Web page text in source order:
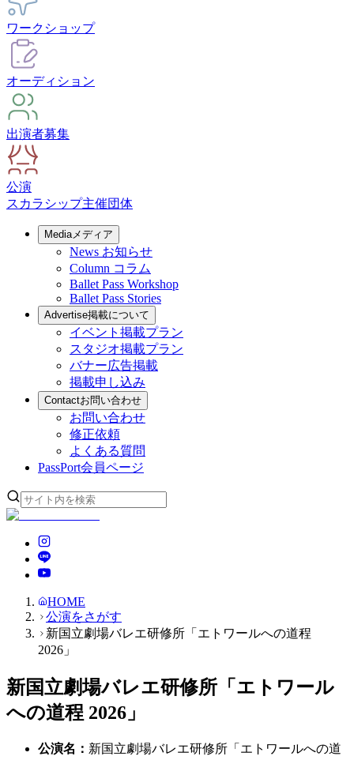
ワークショップ
オーディション
出演者募集
公演
スカラシップ主催団体
Mediaメディア
News お知らせ
Column コラム
Ballet Pass Workshop
Ballet Pass Stories
Advertise掲載について
イベント掲載プラン
スタジオ掲載プラン
バナー広告掲載
掲載申し込み
Contactお問い合わせ
お問い合わせ
修正依頼
よくある質問
PassPort会員ページ
HOME
公演をさがす
新国立劇場バレエ研修所「エトワールへの道程
2026」
新国立劇場バレエ研修所「エトワール
への道程 2026」
公演名 ： 新国立劇場バレエ研修所「エトワールへの道